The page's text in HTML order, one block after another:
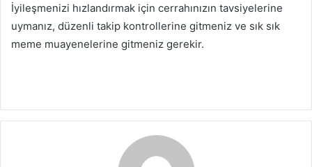
İyileşmenizi hızlandırmak için cerrahınızın tavsiyelerine
uymanız, düzenli takip kontrollerine gitmeniz ve sık sık
meme muayenelerine gitmeniz gerekir.